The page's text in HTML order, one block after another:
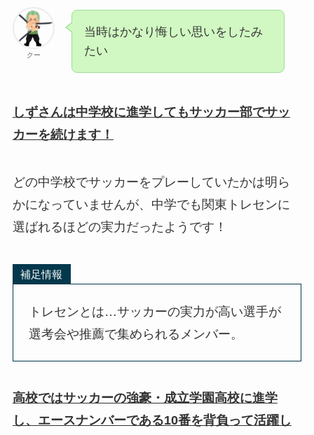
クー
当時はかなり悔しい思いをしたみ
たい
しずさんは中学校に進学してもサッカー部でサッ
カーを続けます！
どの中学校でサッカーをプレーしていたかは明ら
かになっていませんが、中学でも関東トレセンに
選ばれるほどの実力だったようです！
補足情報
トレセンとは…サッカーの実力が高い選手が
選考会や推薦で集められるメンバー。
高校ではサッカーの強豪・成立学園高校に進学
し、エースナンバーである10番を背負って活躍し